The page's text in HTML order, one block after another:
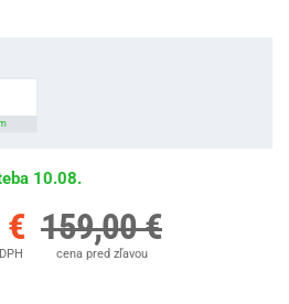
10.08.
€ 159,00 €
cena pred zľavou